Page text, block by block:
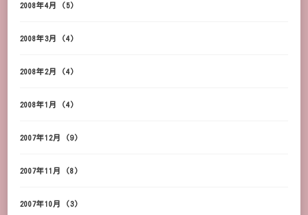
2008年4月 (5)
2008年3月 (4)
2008年2月 (4)
2008年1月 (4)
2007年12月 (9)
2007年11月 (8)
2007年10月 (3)